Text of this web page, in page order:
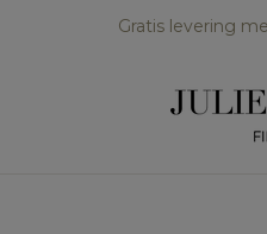
Gratis levering